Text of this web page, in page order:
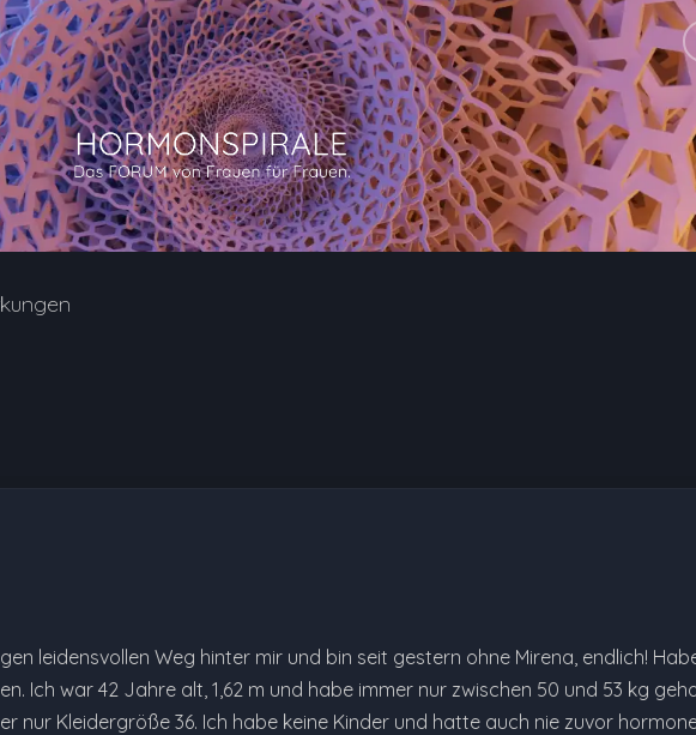
leidensvollen Weg hinter mir und bin seit gestern ohne Mirena, endlich!
Ich war 42 Jahre alt, 1,62 m und habe immer nur zwischen 50 und 53 kg
nur Kleidergröße 36. Ich habe keine Kinder und hatte auch nie zuvor